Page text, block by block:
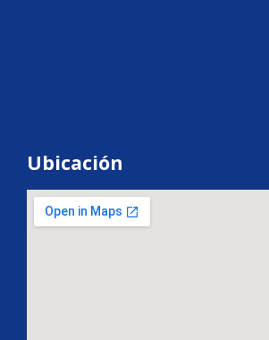
Ubicación